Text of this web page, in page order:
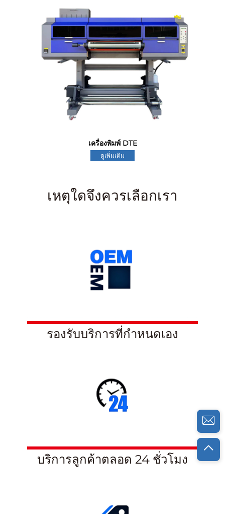
เครื่องพิมพ์ DTE
ดูเพิ่มเติม
เหตุใดจึงควรเลือกเรา
รองรับบริการที่กำหนดเอง
บริการลูกค้าตลอด 24 ชั่วโมง